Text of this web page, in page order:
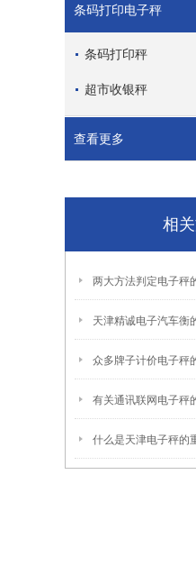
条码打印电子秤
条码打印秤
超市收银秤
查看更多
相
两大方法判定电子秤
天津精诚电子汽车衡
众多牌子计价电子秤
有关通讯联网电子秤
什么是天津电子秤的